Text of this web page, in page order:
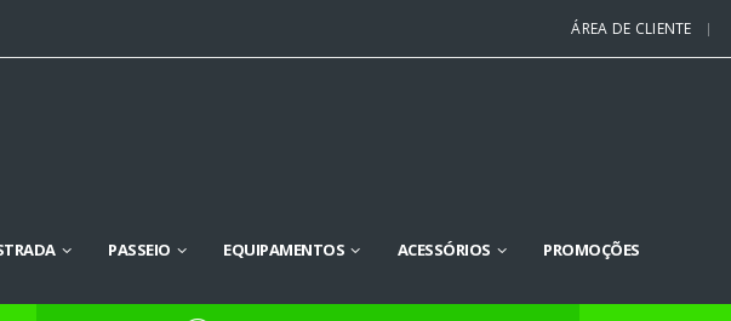
ÁREA DE CLIENTE
PASSEIO EQUIPAMENTOS ACESSÓRIOS PROMOÇÕES